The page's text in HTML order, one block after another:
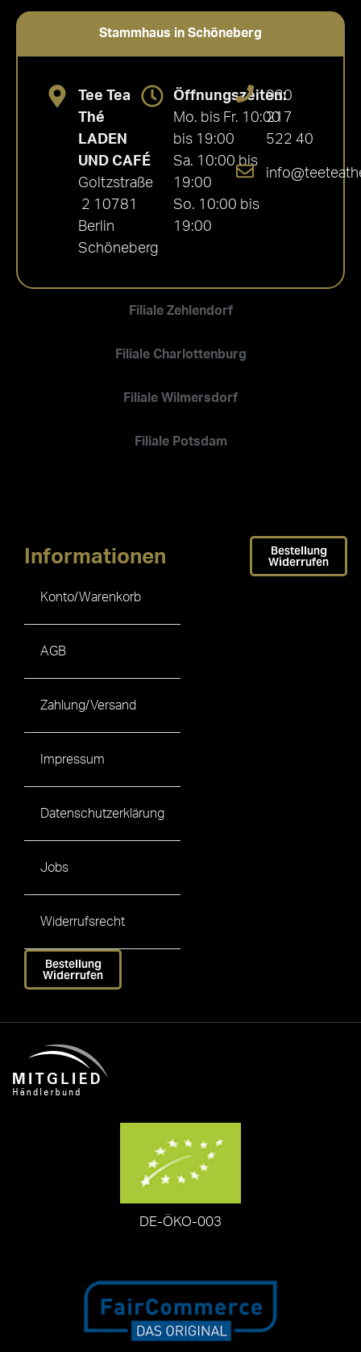
Stammhaus in Schöneberg
Filiale Zehlendorf
Filiale Charlottenburg
Filiale Wilmersdorf
Filiale Potsdam
Tee Tea
Thé
LADEN
UND CAFÉ
Goltzstraße
2 10781
Berlin
Schöneberg
Öffnungszeiten:
Mo. bis Fr. 10:00
bis 19:00
Sa. 10:00 bis
19:00
So. 10:00 bis
19:00
030
217
522 40
Informationen
Konto/Warenkorb
AGB
Zahlung/Versand
Impressum
Datenschutzerklärung
Jobs
Widerrufsrecht
Bestellung
Widerrufen
Bestellung
Widerrufen
DE-ÖKO-003